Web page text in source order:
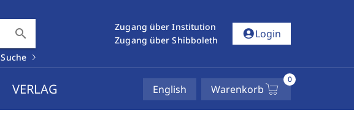
search
Zugang über Institution
Zugang über Shibboleth
account_circleLogin
VERLAG English Warenkorb
0